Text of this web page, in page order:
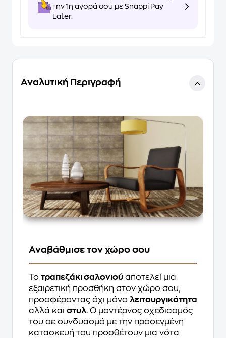
την 1η αγορά σου με Snappi Pay
Later.
Αναλυτική Περιγραφή
Αναβάθμισε τον χώρο σου
Το τραπεζάκι σαλονιού αποτελεί μια
εξαιρετική προσθήκη στον χώρο σου,
προσφέροντας όχι μόνο λειτουργικότητα
αλλά και στυλ. Ο μοντέρνος σχεδιασμός
του σε συνδυασμό με την προσεγμένη
κατασκευή του προσθέτουν μια νότα